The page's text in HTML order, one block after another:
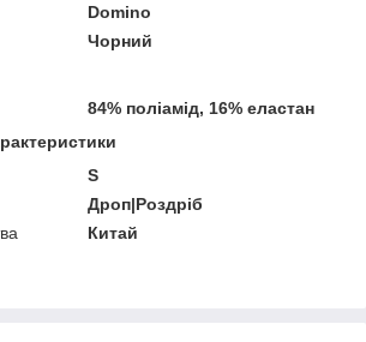
Domino
Чорний
84% поліамід, 16% еластан
S
Дроп|Роздріб
Китай